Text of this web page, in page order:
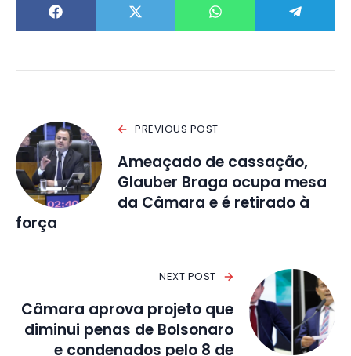
PREVIOUS POST
Ameaçado de cassação,
Glauber Braga ocupa mesa
da Câmara e é retirado à
força
NEXT POST
Câmara aprova projeto que
diminui penas de Bolsonaro
e condenados pelo 8 de